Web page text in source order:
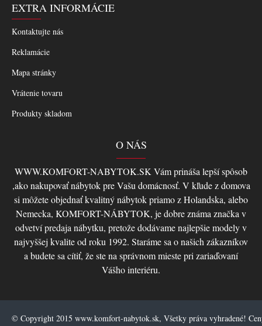
EXTRA INFORMÁCIE
Kontaktujte nás
Reklamácie
Mapa stránky
Vrátenie tovaru
Produkty skladom
O NÁS
WWW.KOMFORT-NABYTOK.SK Vám prináša lepší spôsob
,ako nakupovať nábytok pre Vašu domácnosť. V kľude z domova
si môžete objednať kvalitný nábytok priamo z Holandska, alebo
Nemecka, KOMFORT-NÁBYTOK, je dobre známa značka v
odvetví predaja nábytku, pretože dodávame najlepšie modely v
najvyššej kvalite od roku 1992. Staráme sa o našich zákazníkov
a budete sa cítiť, že ste na správnom mieste pri zariaďovaní
Vášho interiéru.
© Copyright 2015 www.komfort-nabytok.sk, Všetky práva vyhradené!